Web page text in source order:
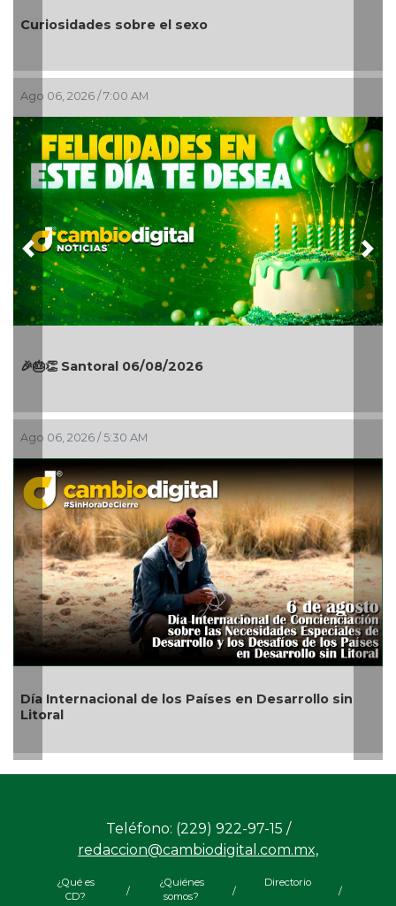
Curiosidades sobre el sexo
Ago 06, 2026 / 7:00 AM
🎉🎂👏 Santoral 06/08/2026
Ago 06, 2026 / 5:30 AM
Día Internacional de los Países en Desarrollo sin
Litoral
Previous
Teléfono: (229) 922-97-15 /
redaccion@cambiodigital.com.mx,
¿Qué es
CD?
/
¿Quiénes
somos?
/
Directorio
/